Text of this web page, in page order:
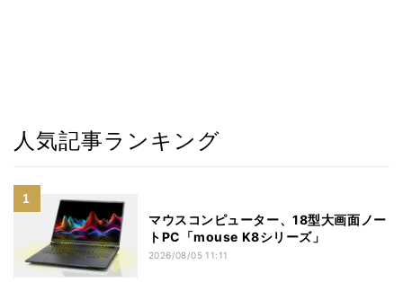
人気記事ランキング
マウスコンピューター、18型大画面ノー
トPC「mouse K8シリーズ」
2026/08/05 11:11